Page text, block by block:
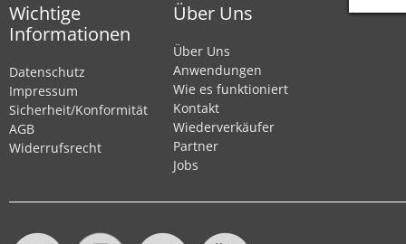
Wichtige
Informationen
Datenschutz
Impressum
Sicherheit/Konformität
AGB
Widerrufsrecht
Über Uns
Über Uns
Anwendungen
Wie es funktioniert
Kontakt
Wiederverkäufer
Partner
Jobs